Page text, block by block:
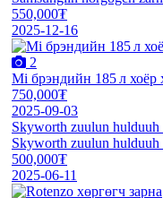
550,000₮
2025-12-16
2
Mi брэндийн 185 л хоёр
750,000₮
2025-09-03
Skyworth zuulun hulduuh
Skyworth zuulun hulduuh
500,000₮
2025-06-11